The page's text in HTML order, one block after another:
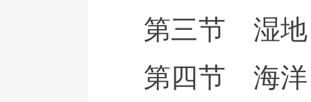
第三节 湿地
第四节 海洋